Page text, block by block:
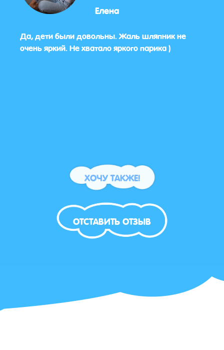
Елена
Да, дети были довольны. Жаль шляпник не
очень яркий. Не хватало яркого парика )
ХОЧУ ТАКЖЕ!
ОТСТАВИТЬ ОТЗЫВ